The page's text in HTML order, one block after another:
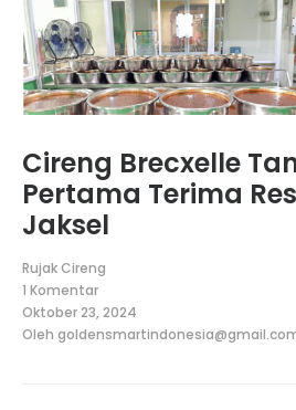
Cireng Brecxelle
Pertama Terima
Jaksel
Rujak Cireng
1 Komentar
pada
Cireng
Brecxelle
Oktober 23, 2024
Oleh